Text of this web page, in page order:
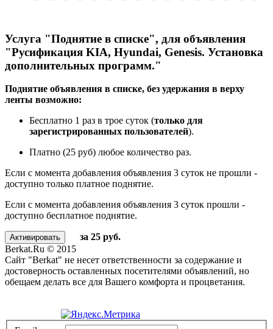
Услуга "Поднятие в списке", для объявления
"Русификация KIA, Hyundai, Genesis. Установка
дополнительных программ."
Поднятие объявления в списке, без удержания в верху
ленты возможно:
Бесплатно 1 раз в трое суток (только для
зарегистрированных пользователей).
Платно (25 руб) любое количество раз.
Если с момента добавления объявления 3 суток не прошли -
доступно только платное поднятие.
Если с момента добавления объявления 3 суток прошли -
доступно бесплатное поднятие.
за 25 руб.
Berkat.Ru © 2015
Сайт "Berkat" не несет ответственности за содержание и
достоверность оставленных посетителями объявлений, но
обещаем делать все для Вашего комфорта и процветания.